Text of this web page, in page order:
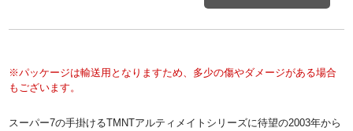
※パッケージは輸送用となりますため、多少の傷やダメージがある場合
もございます。
スーパー7の手掛けるTMNTアルティメイトシリーズに待望の2003年から